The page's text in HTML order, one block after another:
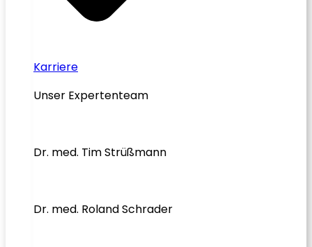
Karriere
Unser Expertenteam
Dr. med. Tim Strüßmann
Dr. med. Roland Schrader